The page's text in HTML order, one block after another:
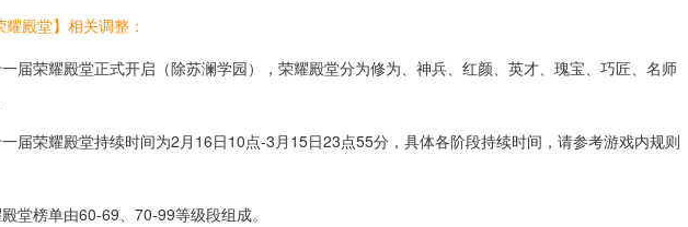
耀殿堂】相关调整：
一届荣耀殿堂正式开启（除苏澜学园），荣耀殿堂分为修为、神兵、红颜、英才、瑰宝、巧匠、名师
一届荣耀殿堂持续时间为2月16日10点-3月15日23点55分，具体各阶段持续时间，请参考游戏内规则
殿堂榜单由60-69、70-99等级段组成。